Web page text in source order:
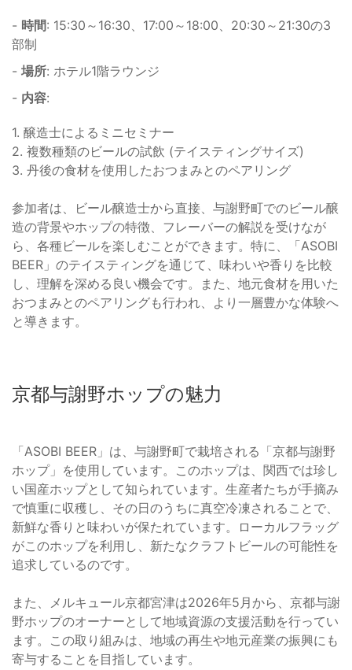
- 時間: 15:30～16:30、17:00～18:00、20:30～21:30の3
部制
- 場所: ホテル1階ラウンジ
- 内容:
1. 醸造士によるミニセミナー
2. 複数種類のビールの試飲 (テイスティングサイズ)
3. 丹後の食材を使用したおつまみとのペアリング
参加者は、ビール醸造士から直接、与謝野町でのビール醸
造の背景やホップの特徴、フレーバーの解説を受けなが
ら、各種ビールを楽しむことができます。特に、「ASOBI
BEER」のテイスティングを通じて、味わいや香りを比較
し、理解を深める良い機会です。また、地元食材を用いた
おつまみとのペアリングも行われ、より一層豊かな体験へ
と導きます。
京都与謝野ホップの魅力
「ASOBI BEER」は、与謝野町で栽培される「京都与謝野
ホップ」を使用しています。このホップは、関西では珍し
い国産ホップとして知られています。生産者たちが手摘み
で慎重に収穫し、その日のうちに真空冷凍されることで、
新鮮な香りと味わいが保たれています。ローカルフラッグ
がこのホップを利用し、新たなクラフトビールの可能性を
追求しているのです。
また、メルキュール京都宮津は2026年5月から、京都与謝
野ホップのオーナーとして地域資源の支援活動を行ってい
ます。この取り組みは、地域の再生や地元産業の振興にも
寄与することを目指しています。